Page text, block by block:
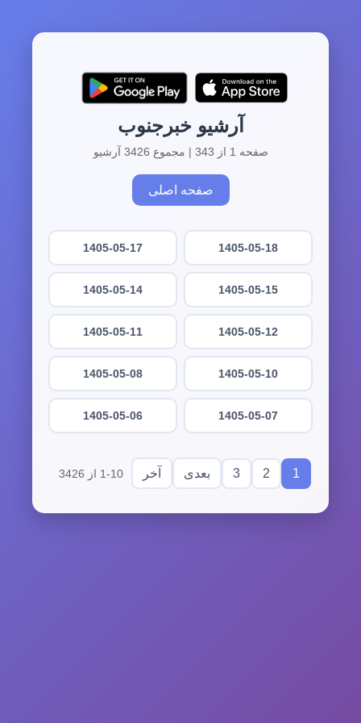
آرشیو خبرجنوب
صفحه 1 از 343 | مجموع 3426 آرشیو
صفحه اصلی
1405-05-18
1405-05-17
1405-05-15
1405-05-14
1405-05-12
1405-05-11
1405-05-10
1405-05-08
1405-05-07
1405-05-06
1
2
3 بعدی آخر 1-10 از 3426